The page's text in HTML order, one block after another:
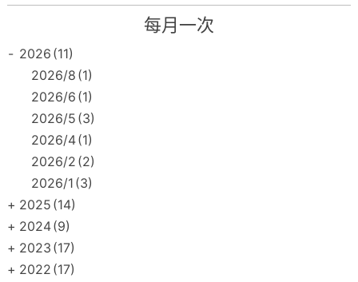
每月一次
- 2026 (11)
2026/8 (1)
2026/6 (1)
2026/5 (3)
2026/4(1)
2026/2 (2)
2026/1 (3)
+ 2025 (14)
+ 2024(9)
+ 2023 (17)
+ 2022 (17)